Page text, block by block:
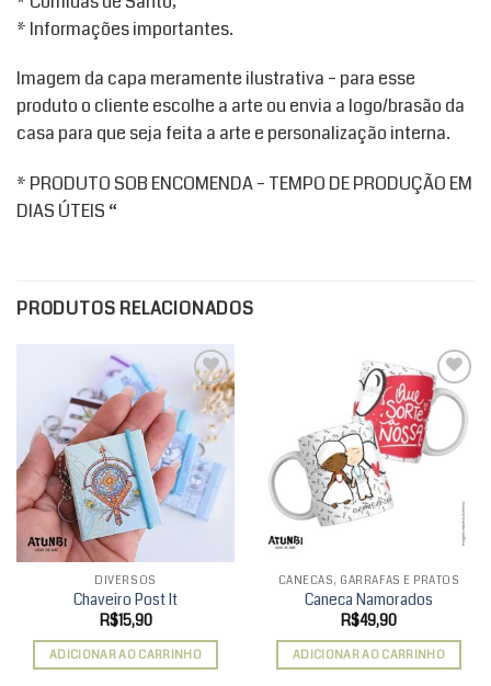
* Informações importantes.
Imagem da capa meramente ilustrativa – para esse
produto o cliente escolhe a arte ou envia a logo/brasão da
casa para que seja feita a arte e personalização interna.
* PRODUTO SOB ENCOMENDA – TEMPO DE PRODUÇÃO EM
DIAS ÚTEIS “
PRODUTOS RELACIONADOS
Add to
wishlist
DIVERSOS
Chaveiro Post It
R$15,90
ADICIONAR AO CARRINHO
Add to
wishlist
CANECAS, GARRAFAS E PRATOS
Caneca Namorados
R$49,90
ADICIONAR AO CARRINHO